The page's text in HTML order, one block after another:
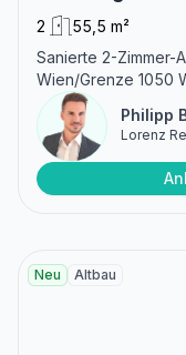
2
55,5 m²
Sanierte 2-Zimmer-
Wien/Grenze 1050
Philipp
Lorenz
Neu Altbau